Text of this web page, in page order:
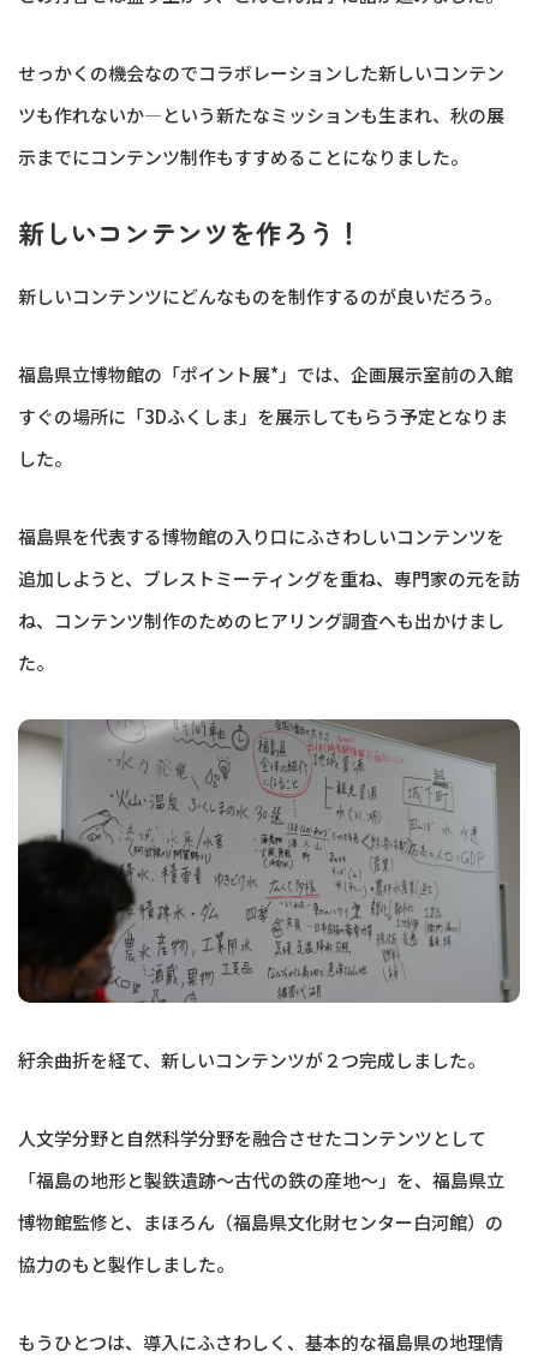
せっかくの機会なのでコラボレーションした新しいコンテン
ツも作れないか—という新たなミッションも生まれ、秋の展
示までにコンテンツ制作もすすめることになりました。
新しいコンテンツを作ろう！
新しいコンテンツにどんなものを制作するのが良いだろう。
福島県立博物館の「ポイント展*」では、企画展示室前の入館
すぐの場所に「3Dふくしま」を展示してもらう予定となりま
した。
福島県を代表する博物館の入り口にふさわしいコンテンツを
追加しようと、ブレストミーティングを重ね、専門家の元を訪
ね、コンテンツ制作のためのヒアリング調査へも出かけまし
た。
紆余曲折を経て、新しいコンテンツが２つ完成しました。
人文学分野と自然科学分野を融合させたコンテンツとして
「福島の地形と製鉄遺跡～古代の鉄の産地～」を、福島県立
博物館監修と、まほろん（福島県文化財センター白河館）の
協力のもと製作しました。
もうひとつは、導入にふさわしく、基本的な福島県の地理情